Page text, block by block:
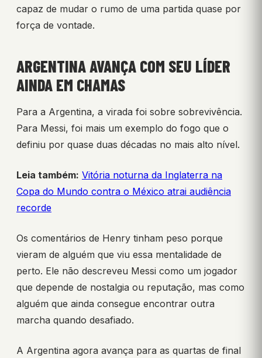
capaz de mudar o rumo de uma partida quase por
força de vontade.
ARGENTINA AVANÇA COM SEU LÍDER
AINDA EM CHAMAS
Para a Argentina, a virada foi sobre sobrevivência.
Para Messi, foi mais um exemplo do fogo que o
definiu por quase duas décadas no mais alto nível.
Leia também: Vitória noturna da Inglaterra na
Copa do Mundo contra o México atrai audiência
recorde
Os comentários de Henry tinham peso porque
vieram de alguém que viu essa mentalidade de
perto. Ele não descreveu Messi como um jogador
que depende de nostalgia ou reputação, mas como
alguém que ainda consegue encontrar outra
marcha quando desafiado.
A Argentina agora avança para as quartas de final